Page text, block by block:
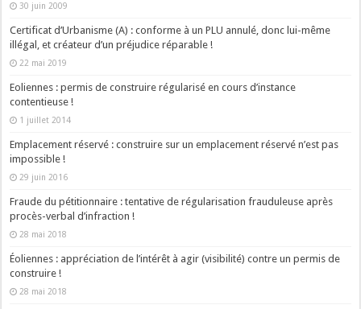
30 juin 2009
Certificat d’Urbanisme (A) : conforme à un PLU annulé, donc lui-même
illégal, et créateur d’un préjudice réparable !
22 mai 2019
Eoliennes : permis de construire régularisé en cours d’instance
contentieuse !
1 juillet 2014
Emplacement réservé : construire sur un emplacement réservé n’est pas
impossible !
29 juin 2016
Fraude du pétitionnaire : tentative de régularisation frauduleuse après
procès-verbal d’infraction !
28 mai 2018
Éoliennes : appréciation de l’intérêt à agir (visibilité) contre un permis de
construire !
28 mai 2018